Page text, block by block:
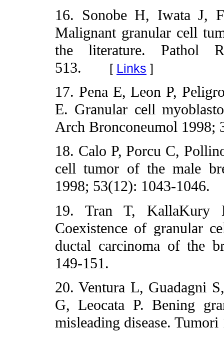
16. Sonobe H, Iwata J,
Malignant granular cell
the literature. Pathol
513. [ Links ]
17. Pena E, Leon P,
E. Granular cell
Arch Bronconeumol 1998;
18. Calo P, Porcu C,
cell tumor of the male
1998; 53(12): 1043-1046.
19. Tran T,
Coexistence of granular
ductal carcinoma of the
149-151.
20. Ventura L, Guadagni
G, Leocata P. Bening
misleading disease.